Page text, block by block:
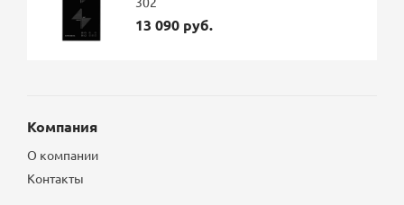
13 090 руб.
Компания
О компании
Контакты